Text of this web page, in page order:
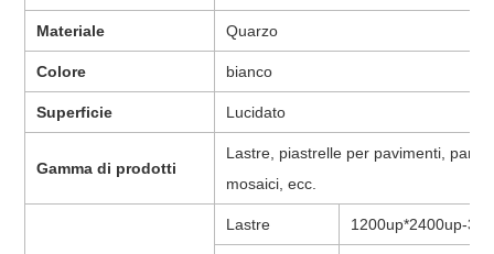
Materiale Quarzo
Colore bianco
Superficie Lucidato
Gamma di prodotti
Lastre, piastrelle per pavimenti,
mosaici, ecc.
Lastre 1200up*2400up-